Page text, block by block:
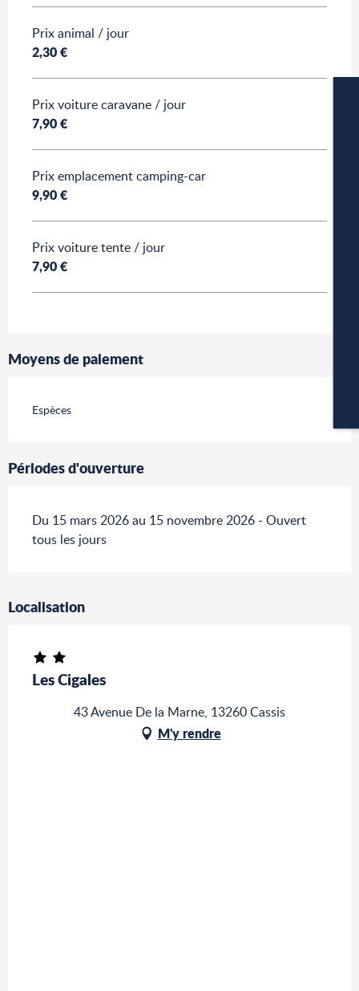
Prix animal / jour
2,30 €
Prix voiture caravane / jour
7,90 €
Prix emplacement camping-car
9,90 €
Prix voiture tente / jour
7,90 €
Moyens de paiement
Espèces
Périodes d'ouverture
Du 15 mars 2026 au 15 novembre 2026 - Ouvert
tous les jours
Localisation
Les Cigales
43 Avenue De la Marne, 13260 Cassis
M'y rendre